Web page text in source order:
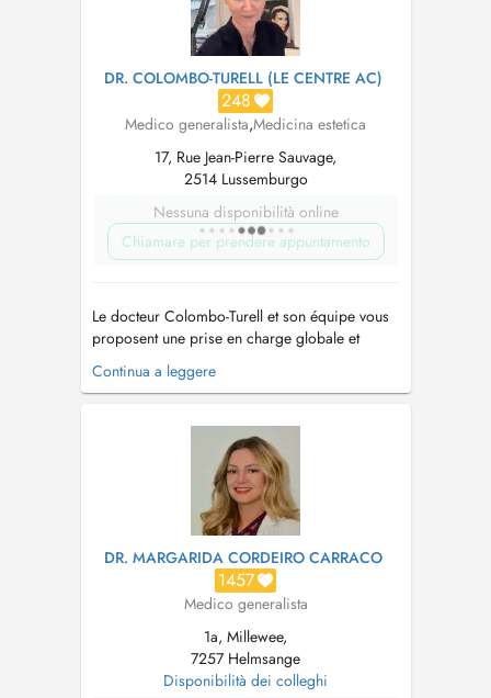
DR. COLOMBO-TURELL (LE CENTRE AC)
248
Medico generalista,Medicina estetica
17, Rue Jean-Pierre Sauvage,
2514 Lussemburgo
Nessuna disponibilità online
Chiamare per prendere appuntamento
Le docteur Colombo-Turell et son équipe vous
proposent une prise en charge globale et
personnalisée pour le visage et le corps, au
travers de traitements comme de matériel qui
(hydrafacial, radiofréquence, lasers,
détatouage, cryolipolyse, injections, etc....
Continua a leggere
DR. MARGARIDA CORDEIRO CARRACO
1457
Medico generalista
1a, Millewee,
7257 Helmsange
Disponibilità dei colleghi